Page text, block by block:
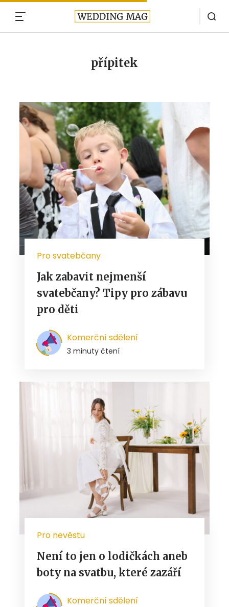
přípitek
Pro svatebčany
Jak zabavit nejmenší
svatebčany? Tipy pro zábavu
pro děti
Komerční sdělení
3 minuty čtení
Pro nevěstu
Není to jen o lodičkách aneb
boty na svatbu, které zazáří
Komerční sdělení